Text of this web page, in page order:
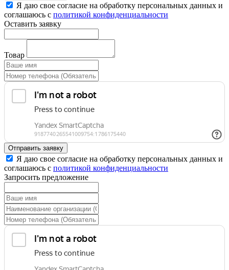
Я даю свое согласие на обработку персональных данных и
соглашаюсь с политикой конфиденциальности
Оставить заявку
Товар
Отправить заявку
Я даю свое согласие на обработку персональных данных и
соглашаюсь с политикой конфиденциальности
Запросить предложение